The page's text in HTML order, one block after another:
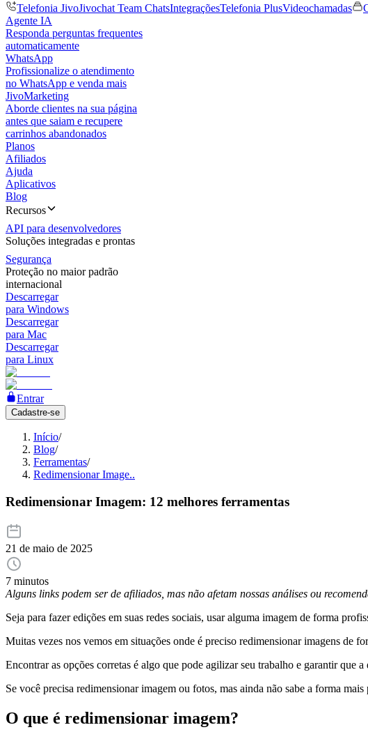
Telefonia JivoJivochat Team ChatsIntegraçõesTelefonia PlusVideochamadas
Agente IA
Responda perguntas frequentes
automaticamente
WhatsApp
Profissionalize o atendimento
no WhatsApp e venda mais
JivoMarketing
Aborde clientes na sua página
antes que saiam e recupere
carrinhos abandonados
Planos
Afiliados
Ajuda
Aplicativos
Blog
Recursos
API para desenvolvedores
Soluções integradas e prontas
Segurança
Proteção no maior padrão
internacional
Descarregar
para Windows
Descarregar
para Mac
Descarregar
para Linux
Entrar
Cadastre-se
Início/
Blog/
Ferramentas/
Redimensionar Image..
Redimensionar Imagem: 12 melhores ferramentas
21 de maio de 2025
7 minutos
Alguns links podem ser de afiliados, mas não afetam nossas análises ou
Seja para fazer edições em suas redes sociais, usar alguma imagem de forma
Muitas vezes nos vemos em situações onde é preciso redimensionar imagens de
Encontrar as opções corretas é algo que pode agilizar seu trabalho e garantir que
Se você precisa redimensionar imagem ou fotos, mas ainda não sabe a forma
O que é redimensionar imagem?